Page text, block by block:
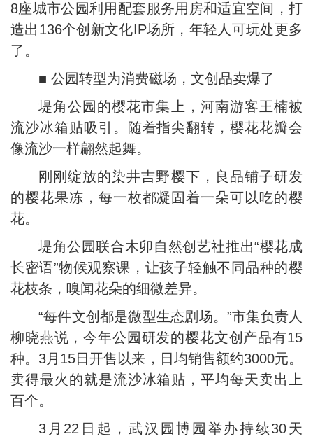
8座城市公园利用配套服务用房和适宜空间，打
造出136个创新文化IP场所，年轻人可玩处更多
了。
■ 公园转型为消费磁场，文创品卖爆了
堤角公园的樱花市集上，河南游客王楠被
流沙冰箱贴吸引。随着指尖翻转，樱花花瓣会
像流沙一样翩然起舞。
刚刚绽放的染井吉野樱下，良品铺子研发
的樱花果冻，每一枚都凝固着一朵可以吃的樱
花。
堤角公园联合木卯自然创艺社推出“樱花成
长密语”物候观察课，让孩子轻触不同品种的樱
花枝条，嗅闻花朵的细微差异。
“每件文创都是微型生态剧场。”市集负责人
柳晓燕说，今年公园研发的樱花文创产品有15
种。3月15日开售以来，日均销售额约3000元。
卖得最火的就是流沙冰箱贴，平均每天卖出上
百个。
3月22日起，武汉园博园举办持续30天